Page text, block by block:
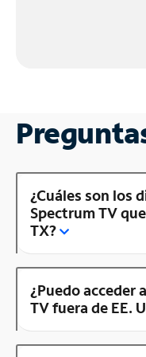
¿Cuáles son los
Spectrum TV
TX?
¿Puedo acceder
TV fuera de EE.